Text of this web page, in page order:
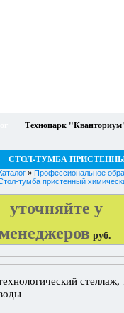
Технопарк
СТОЛ-ТУМБА
» Профессиональное
тумба пристенный
уточняйте у
руб.